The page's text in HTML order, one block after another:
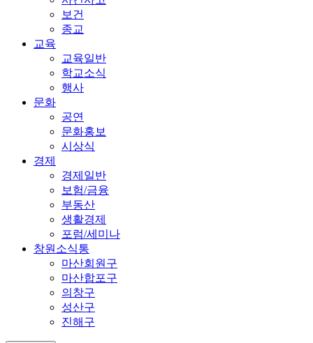
보건
종교
교육
교육일반
학교소식
행사
문화
공연
문화홍보
시상식
경제
경제일반
보험/금융
부동산
생활경제
포럼/세미나
창원소식통
마산회원구
마산합포구
의창구
성산구
진해구